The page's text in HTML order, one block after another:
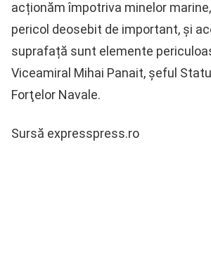
acționăm împotriva minelor
pericol deosebit de important, și
suprafață sunt elemente
Viceamiral Mihai Panait, şeful
Forţelor Navale.
Sursă expresspress.ro